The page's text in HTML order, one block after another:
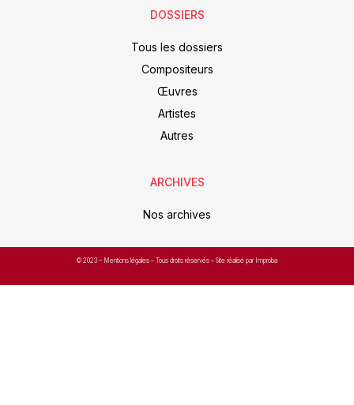
DOSSIERS
Tous les dossiers
Compositeurs
Œuvres
Artistes
Autres
ARCHIVES
Nos archives
© 2023 – Mentions légales – Tous droits réservés – Site réalisé par Improba